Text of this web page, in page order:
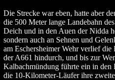
Die Strecke war eben, hatte aber
die 500 Meter lange Landebahn
Deich und in den Auen der Nidda
sondern auch an Sehnen und
am Eschersheimer Wehr verlief
der A661 hindurch, und bis zur
Kalbachmündung führte ein in den
die 10-Kilometer-Läufer ihre